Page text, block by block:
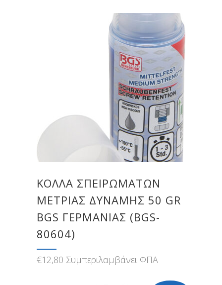
ΚΌΛΛΑ ΣΠΕΙΡΩΜΆΤΩΝ
ΜΈΤΡΙΑΣ ΔΎΝΑΜΗΣ 50 GR
BGS ΓΕΡΜΑΝΊΑΣ (BGS-
80604)
€12,80 Συμπεριλαμβάνει ΦΠΑ